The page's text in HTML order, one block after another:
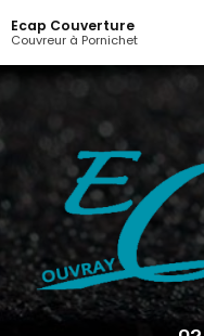
auEcap Couverture
Couvreur à Pornichet